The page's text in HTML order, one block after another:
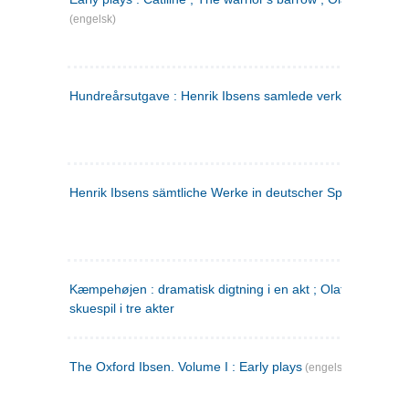
(engelsk)
Hundreårsutgave : Henrik Ibsens samlede verker. 3
Henrik Ibsens sämtliche Werke in deutscher Sprache. 2
Kæmpehøjen : dramatisk digtning i en akt ; Olaf Liljekrans :
skuespil i tre akter
The Oxford Ibsen. Volume I : Early plays (engelsk)